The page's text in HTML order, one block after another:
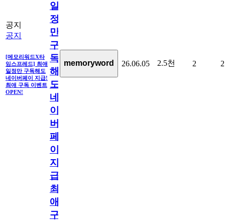
공지
공지
[메모리워드X타
임스프레드] 최애
일정만 구독해도
네이버페이 지급!
최애 구독 이벤트
OPEN!
일
정
만
구
독
해
도
네
이
버
페
이
지
급!
최
애
구
memoryword 26.06.05 2.5천 2 2